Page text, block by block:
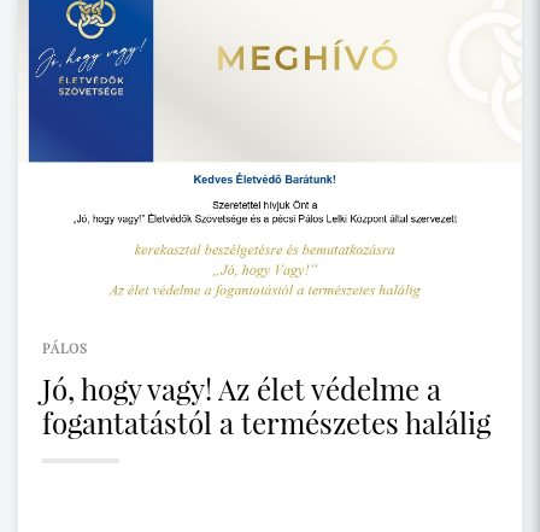
PÁLOS
Jó, hogy vagy! Az élet védelme a
fogantatástól a természetes halálig